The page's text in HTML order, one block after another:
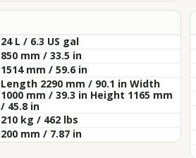
24 L / 6.3 US gal
850 mm / 33.5 in
1514 mm / 59.6 in
Length 2290 mm / 90.1 in Width
1000 mm / 39.3 in Height 1165 mm
/ 45.8 in
210 kg / 462 lbs
200 mm / 7.87 in